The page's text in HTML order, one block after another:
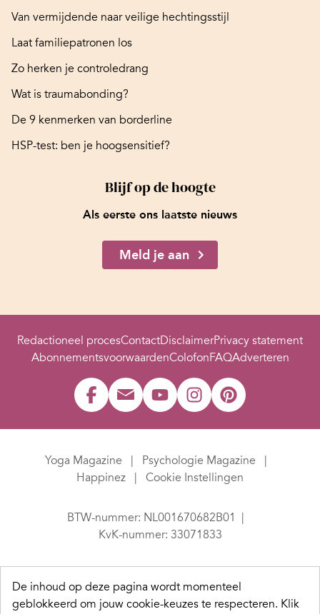
Van vermijdende naar veilige hechtingsstijl
Laat familiepatronen los
Zo herken je controledrang
Wat is traumabonding?
De 9 kenmerken van borderline
HSP-test: ben je hoogsensitief?
Blijf op de hoogte
Als eerste ons laatste nieuws
Meld je aan
Redactioneel procesContactDisclaimerPrivacy statement
AbonnementsvoorwaardenColofonFAQAdverteren
Yoga Magazine
Psychologie Magazine
Happinez
Cookie Instellingen
BTW-nummer: NL001670682B01
KvK-nummer: 33071833
De inhoud op deze pagina wordt momenteel
geblokkeerd om jouw cookie-keuzes te respecteren. Klik